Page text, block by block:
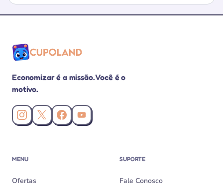
Economizar é a missão. Você é o
motivo.
Instagram da Cupoland
X (Twitter) da Cupoland
Facebook da Cupoland
Canal da Cupoland no YouTube
MENU
Ofertas
SUPORTE
Fale Conosco